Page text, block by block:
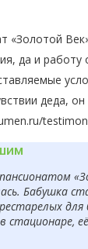
«Золотой
да и
деда,
Бабушка
для
стационаре,